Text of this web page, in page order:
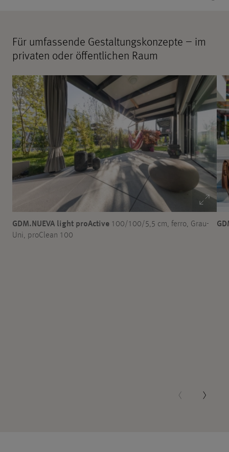
Für umfassende Gestaltungskonzepte – im
privaten oder öffentlichen Raum
GDM.NUEVA light proActive 100/100/5,5 cm, ferro, Grau-
Uni, proClean 100